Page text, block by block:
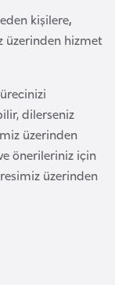
kişilere,
üzerinden hizmet
dilerseniz
üzerinden
önerileriniz için
üzerinden